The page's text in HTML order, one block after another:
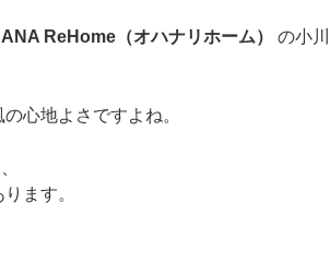
ReHome（オハナリホーム）
の小川
心地よさですよね。
ます。